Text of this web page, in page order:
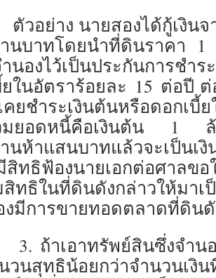
นายสองได้กู้เงินจาก
นบาทโดยนำที่ดินราคา 1
นองไว้เป็นประกันการชำ
ในอัตราร้อยละ 15 ต่อปี
ยชำระเงินต้นหรือดอกเบี้
มยอดหนี้คือเงินต้น 1
ห้าแสนบาทแล้วจะเป็นเ
ทธิฟ้องนายเอกต่อศาลขอ
ทธิในที่ดินดังกล่าวให้มาเ
งมีการขายทอดตลาดที่ดิน
อาทรัพย์สินซึ่งจำนอง
วนสุทธิน้อยกว่าจำนวนเงิ